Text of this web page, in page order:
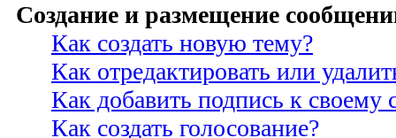
Создание и размещение
Как создать новую тему?
Как отредактировать или
Как добавить подпись к
Как создать голосование?